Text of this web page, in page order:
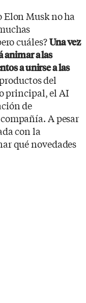
Elon Musk no ha
cuáles?Una vez
animar a las
a unirse a las
del
principal, el AI
de
A pesar
con la
qué novedades